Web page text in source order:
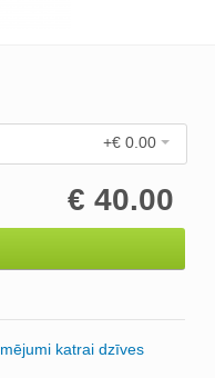
+€ 0.00
€ 40.00
katrai dzīves